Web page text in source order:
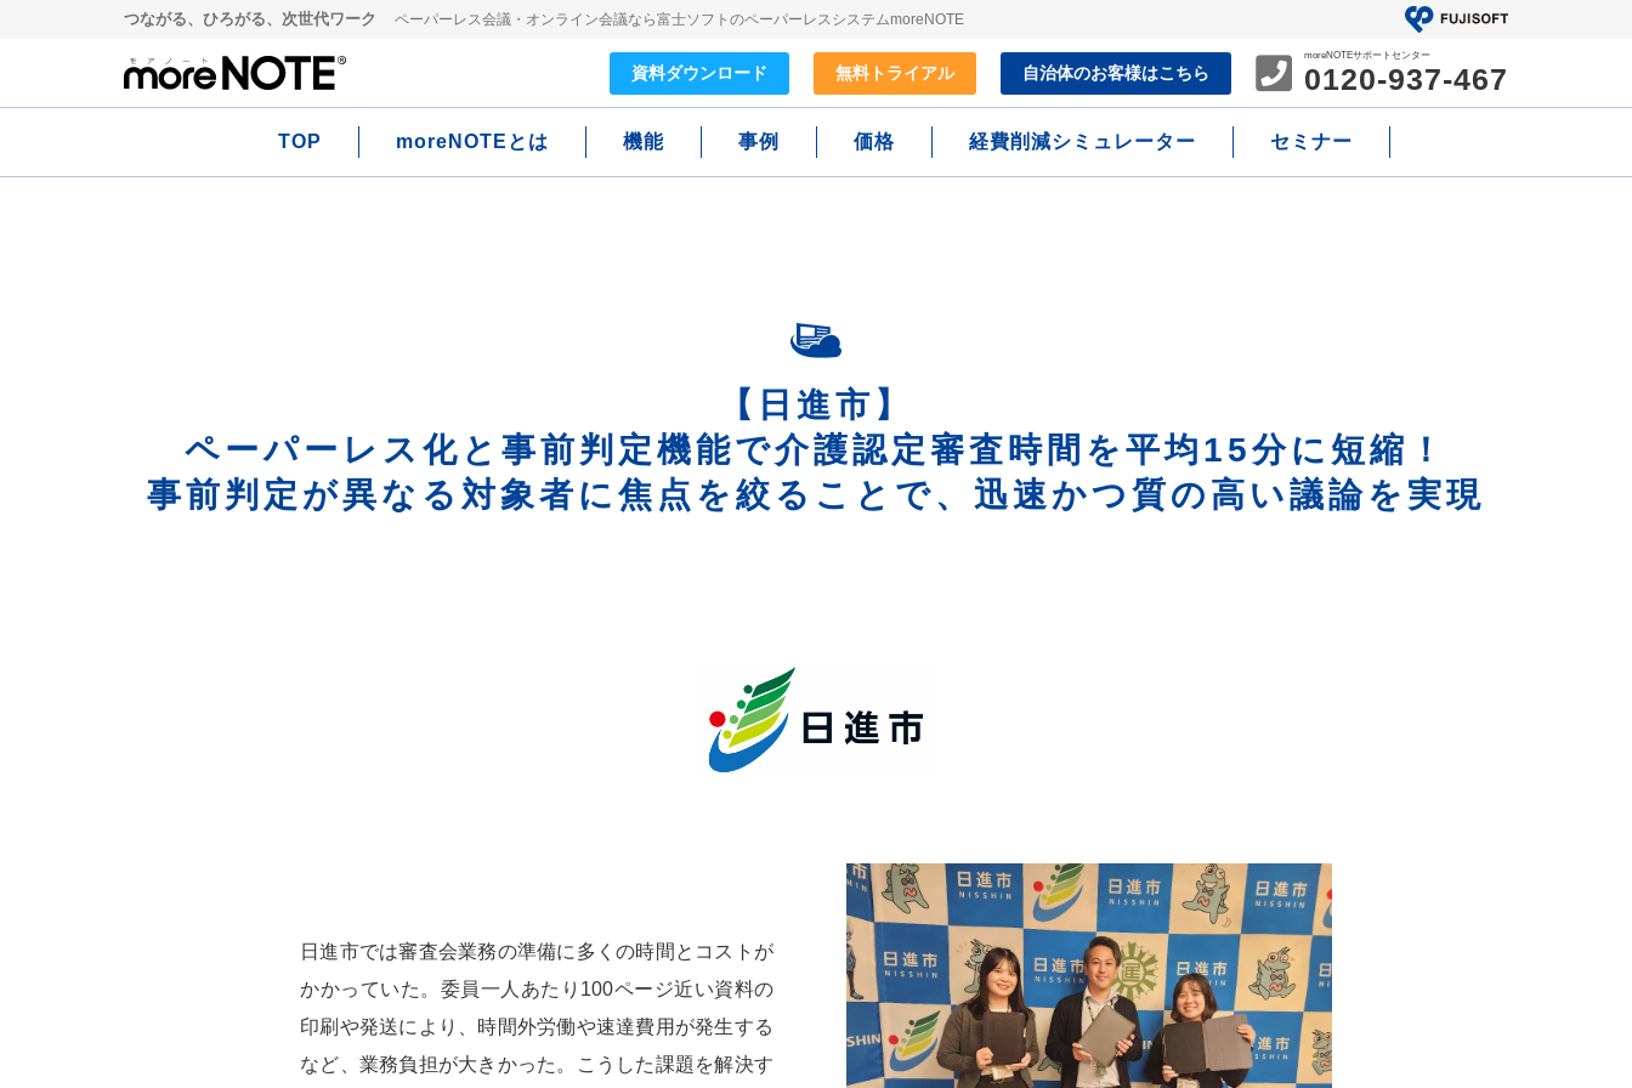
つながる、ひろがる、次世代ワーク ペーパーレス会議・オンライン会議なら富士ソフトのペーパーレスシステムmoreNOTE
資料ダウンロード 無料 トライアル 自治体のお客様はこちら
moreNOTEサポートセンター
0120-937-467
TOP moreNOTEとは 機能 事例 価格 経費削減シミュレーター セミナー
【日進市】
ペーパーレス化と事前判定機能で介護認定審査時間を平均15分に短縮！
事前判定が異なる対象者に焦点を絞ることで、迅速かつ質の高い議論を実現
日進市では審査会業務の準備に多くの時間とコストが
かかっていた。委員一人あたり100ページ近い資料の
印刷や発送により、時間外労働や速達費用が発生する
など、業務負担が大きかった。こうした課題を解決す